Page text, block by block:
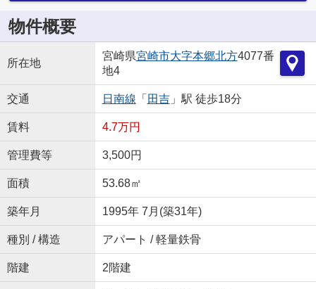
物件概要
所在地
宮崎県宮崎市大字本郷北方4077番
地4
交通 日南線 「 田吉」駅 徒歩18分
賃料 4.7万円
管理費等 3,500円
面積 53.68㎡
築年月 1995年 7月(築31年)
種別 / 構造 アパート / 軽量鉄骨
階建 2階建